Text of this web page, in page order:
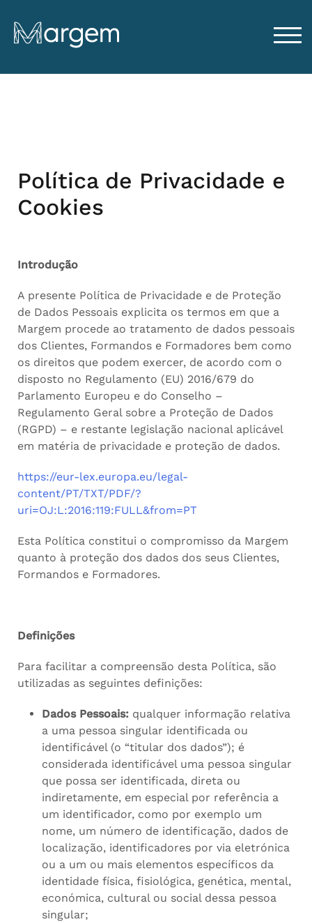
Política de Privacidade e
Cookies
Introdução
A presente Política de Privacidade e de Proteção
de Dados Pessoais explicita os termos em que a
Margem procede ao tratamento de dados pessoais
dos Clientes, Formandos e Formadores bem como
os direitos que podem exercer, de acordo com o
disposto no Regulamento (EU) 2016/679 do
Parlamento Europeu e do Conselho –
Regulamento Geral sobre a Proteção de Dados
(RGPD) – e restante legislação nacional aplicável
em matéria de privacidade e proteção de dados.
https://eur-lex.europa.eu/legal-
content/PT/TXT/PDF/?
uri=OJ:L:2016:119:FULL&from=PT
Esta Política constitui o compromisso da Margem
quanto à proteção dos dados dos seus Clientes,
Formandos e Formadores.
Definições
Para facilitar a compreensão desta Política, são
utilizadas as seguintes definições:
Dados Pessoais: qualquer informação relativa
a uma pessoa singular identificada ou
identificável (o “titular dos dados”); é
considerada identificável uma pessoa singular
que possa ser identificada, direta ou
indiretamente, em especial por referência a
um identificador, como por exemplo um
nome, um número de identificação, dados de
localização, identificadores por via eletrónica
ou a um ou mais elementos específicos da
identidade física, fisiológica, genética, mental,
económica, cultural ou social dessa pessoa
singular;